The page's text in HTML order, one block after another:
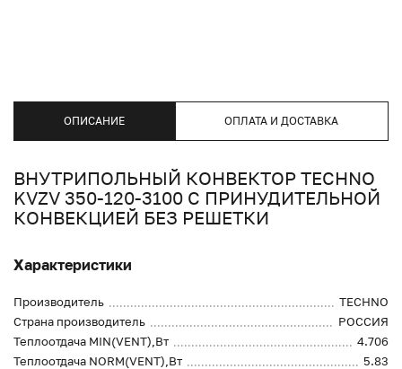
ОПИСАНИЕ ОПЛАТА И ДОСТАВКА
ВНУТРИПОЛЬНЫЙ КОНВЕКТОР TECHNO
KVZV 350-120-3100 С ПРИНУДИТЕЛЬНОЙ
КОНВЕКЦИЕЙ БЕЗ РЕШЕТКИ
Характеристики
Производитель
TECHNO
Страна производитель
РОССИЯ
Теплоотдача MIN(VENT),Вт
4.706
Теплоотдача NORM(VENT),Вт
5.83